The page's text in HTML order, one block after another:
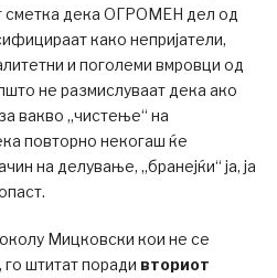
сметка дека ОГРОМЕН дел од
како непријатели,
и поголеми вмровци од
не размислуваат дека ако
вакво „чистење“ на
повторно некогаш ќе
на делување, „бранејќи“ ја, ја
Мицковски кои не се
штитат поради вториот